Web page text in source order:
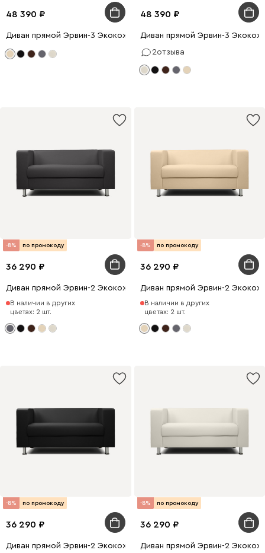
48 390
Диван прямой Эрвин-3 Экокожа Бежевый
48 390
Диван прямой Эрвин-3
2отзыва
-8% по промокоду
36 290
Диван прямой Эрвин-2 Экокожа Серый
В наличии в других
цветах: 2 шт.
-8% по промокоду
36 290
Диван прямой Эрвин-2
В наличии в других
цветах: 2 шт.
-8% по промокоду
36 290
Диван прямой Эрвин-2 Экокожа Черный
-8% по промокоду
36 290
Диван прямой Эрвин-2